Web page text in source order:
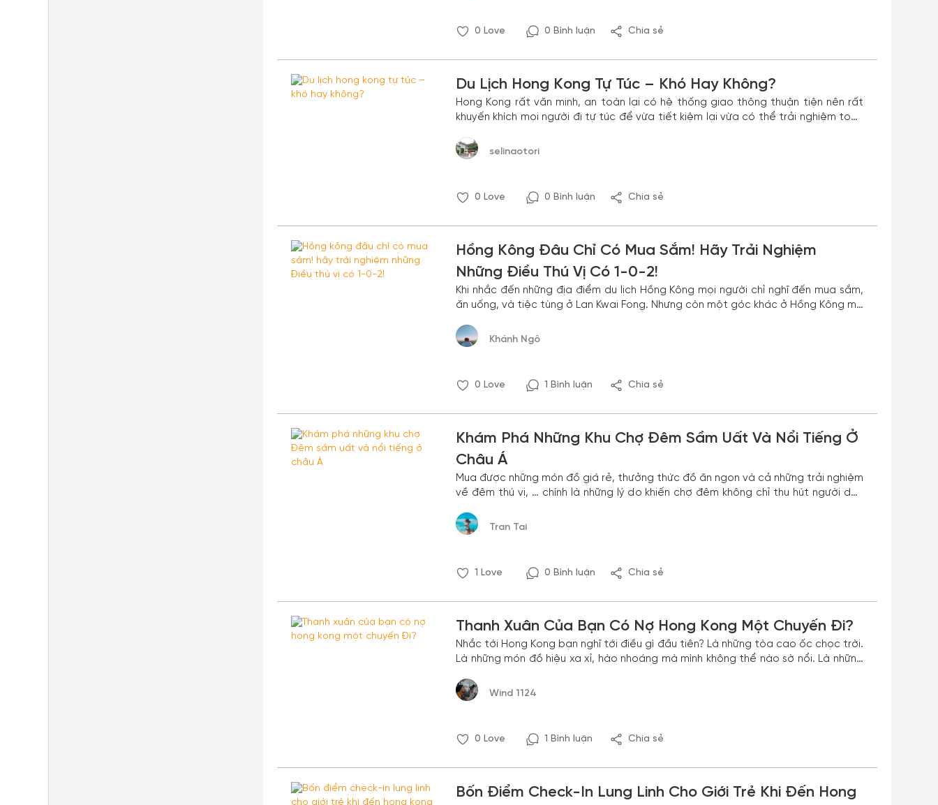
0 Love 0 Bình luận Chia sẻ
Du Lịch Hong Kong Tự Túc – Khó Hay Không?
Hong Kong rất văn minh, an toàn lại có hệ thống giao thông thuận tiện nên rất
khuyến khích mọi người đi tự túc để vừa tiết kiệm lại vừa có thể trải nghiệm toàn
selinaotori
0 Love 0 Bình luận Chia sẻ
Hồng Kông Đâu Chỉ Có Mua Sắm! Hãy Trải Nghiệm
Những Điều Thú Vị Có 1-0-2!
Khi nhắc đến những địa điểm du lịch Hồng Kông mọi người chỉ nghĩ đến mua sắm,
ăn uống, và tiệc tùng ở Lan Kwai Fong. Nhưng còn một góc khác ở Hồng Kông mà
Khánh Ngô
0 Love 1 Bình luận Chia sẻ
Khám Phá Những Khu Chợ Đêm Sầm Uất Và Nổi Tiếng Ở
Châu Á
Mua được những món đồ giá rẻ, thưởng thức đồ ăn ngon và cả những trải nghiệm
về đêm thú vị, … chính là những lý do khiến chợ đêm không chỉ thu hút người dân
Tran Tai
1 Love 0 Bình luận Chia sẻ
Thanh Xuân Của Bạn Có Nợ Hong Kong Một Chuyến Đi?
Nhắc tới Hong Kong bạn nghĩ tới điều gì đầu tiên? Là những tòa cao ốc chọc trời.
Là những món đồ hiệu xa xỉ, hào nhoáng mà mình không thể nào sờ nổi. Là những
đơn giản chính là những khung cảnh thân thuộc mà tôi đã từng thấy qua những
thước phim TVB.
Wind 1124
0 Love 1 Bình luận Chia sẻ
Bốn Điểm Check-In Lung Linh Cho Giới Trẻ Khi Đến Hong